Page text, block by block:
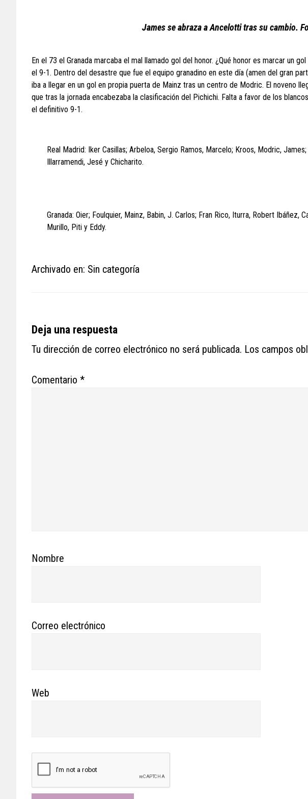
James se abraza a Ancelotti tras su cambio.
En el 73 el Granada marcaba el mal llamado gol del honor. ¿Qué honor es marcar un
el 9-1. Dentro del desastre que fue el equipo granadino en este día (amen del gran
iba a llegar en un gol en propia puerta de Mainz tras un centro de Modric. El noveno
que tras la jornada encabezaba la clasificación del Pichichi. Falta a favor de los
el definitivo 9-1.
Real Madrid: Iker Casillas; Arbeloa, Sergio Ramos, Marcelo; Kroos, Modric,
Illarramendi, Jesé y Chicharito.
Granada: Oier; Foulquier, Mainz, Babin, J. Carlos; Fran Rico, Iturra, Robert Ibáñez,
Murillo, Piti y Eddy.
Archivado en: Sin categoría
Reader
Interactions
Deja una respuesta
Tu dirección de correo electrónico no será publicada. Los campos
Comentario *
Nombre
Correo electrónico
Web